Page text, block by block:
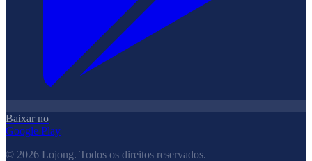
Baixar no
Google Play
© 2026 Lojong. Todos os direitos reservados.